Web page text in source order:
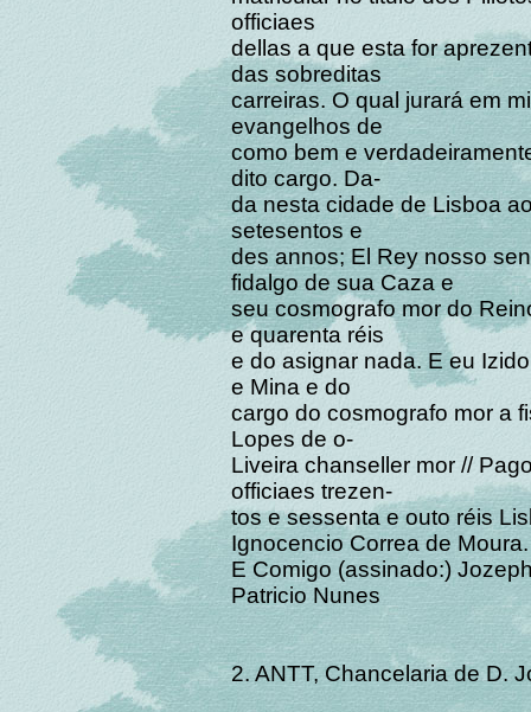
officiaes
dellas a que esta for
das sobreditas
carreiras. O qual jurará em
evangelhos de
como bem e
dito cargo. Da-
da nesta cidade de Lisboa
setesentos e
des annos; El Rey nosso
fidalgo de sua Caza e
seu cosmografo mor do
e quarenta réis
e do asignar nada. E eu
e Mina e do
cargo do cosmografo mor a
Lopes de o-
Liveira chanseller mor //
officiaes trezen-
tos e sessenta e outo réis
Ignocencio Correa de Moura.
E Comigo (assinado:)
Patricio Nunes
2. ANTT, Chancelaria de D.